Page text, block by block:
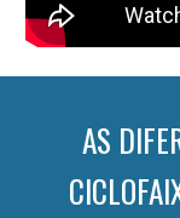
AS